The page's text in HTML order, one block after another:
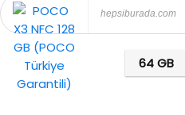
hepsiburada.com
64 GB